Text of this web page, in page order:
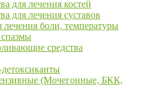
для лечения костей
для лечения суставов
лечения боли, температуры
средства
(Мочегонные, БКК,